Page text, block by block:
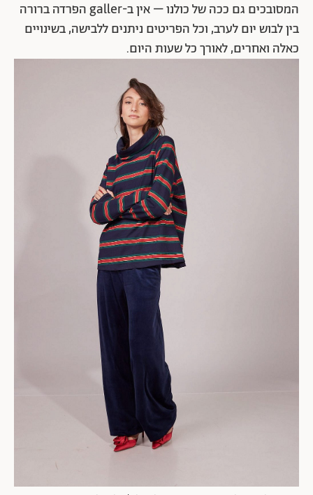
המסובכים גם ככה של כולנו – אין ב-galler הפרדה ברורה
בין לבוש יום לערב, וכל הפריטים ניתנים ללבישה, בשינויים
כאלה ואחרים, לאורך כל שעות היום.